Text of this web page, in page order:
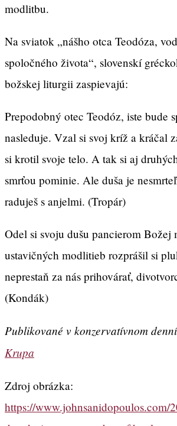
modlitbu.
Na sviatok „nášho otca Teodóza,
spoločného života“, slovenskí
božskej liturgii zaspievajú:
Prepodobný otec Teodóz, iste bude
nasleduje. Vzal si svoj kríž a kráčal
si krotil svoje telo. A tak si aj
smrťou pominie. Ale duša je
raduješ s anjelmi. (Tropár)
Odel si svoju dušu pancierom Božej
ustavičných modlitieb rozprášil si
neprestaň za nás prihovárať,
(Kondák)
Publikované v konzervatívnom
Krupa
Zdroj obrázka:
https://www.johnsanidopoulos.com/